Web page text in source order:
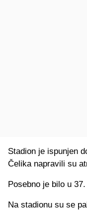
Stadion je ispunjen
Čelika napravili su
Posebno je bilo u
Na stadionu su se